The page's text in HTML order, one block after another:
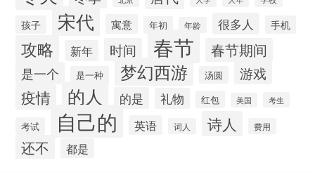
孩子 宋代 寓意 年初 年龄 很多人 手机
攻略 新年 时间 春节 春节期间
是一个 是一种 梦幻西游 汤圆 游戏
疫情 的人 的是 礼物 红包 美国 考生
考试 自己的 英语 词人 诗人 费用
还不 都是